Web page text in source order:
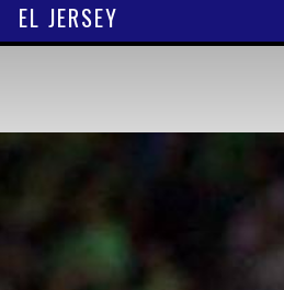
EL JERSEY